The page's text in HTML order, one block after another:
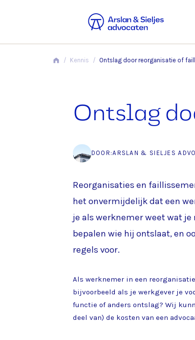
/ Kennis / Ontslag door reorganisatie of
Ontslag
DOOR:ARSLAN & SIELJES
Reorganisaties en
het onvermijdelijk dat een
je als werknemer weet wat
bepalen wie hij ontslaat, en
regels voor.
Als werknemer in een
bijvoorbeeld als je werkgever je
functie of anders ontslag? Wij
deel van) de kosten van een